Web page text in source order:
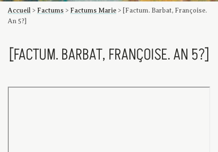
Les factums à la BU
Présentation du corpus de factums de la collection Marie
Bibliographie
Glossaire
Index de recherche
Accueil > Factums > Factums Marie > [Factum. Barbat, Françoise.
An 5?]
[FACTUM. BARBAT, FRANÇOISE. AN 5?]